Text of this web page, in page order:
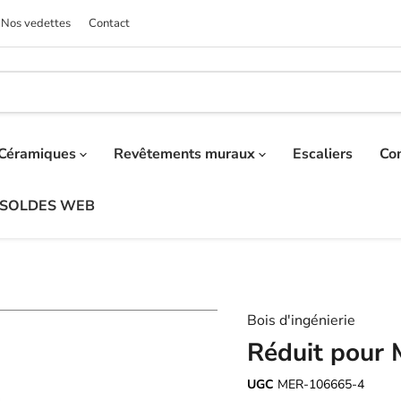
Nos vedettes Contact
Revêtements muraux Escaliers
SOLDES WEB
Bois d'ingénierie
Réduit pour
UGC MER-106665-4